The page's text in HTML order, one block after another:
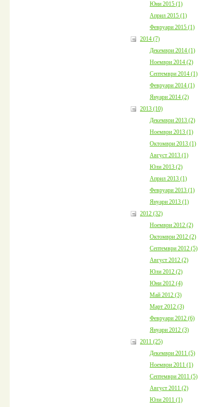
Юни 2015 (1)
Април 2015 (1)
Февруари 2015 (1)
2014 (7)
Декември 2014 (1)
Ноември 2014 (2)
Септември 2014 (1)
Февруари 2014 (1)
Януари 2014 (2)
2013 (10)
Декември 2013 (2)
Ноември 2013 (1)
Октомври 2013 (1)
Август 2013 (1)
Юли 2013 (2)
Април 2013 (1)
Февруари 2013 (1)
Януари 2013 (1)
2012 (32)
Ноември 2012 (2)
Октомври 2012 (2)
Септември 2012 (5)
Август 2012 (2)
Юли 2012 (2)
Юни 2012 (4)
Май 2012 (3)
Март 2012 (3)
Февруари 2012 (6)
Януари 2012 (3)
2011 (25)
Декември 2011 (5)
Ноември 2011 (1)
Септември 2011 (5)
Август 2011 (2)
Юли 2011 (1)